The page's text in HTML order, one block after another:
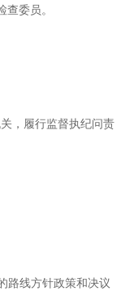
委员。
，履行监督执纪问责
路线方针政策和决议